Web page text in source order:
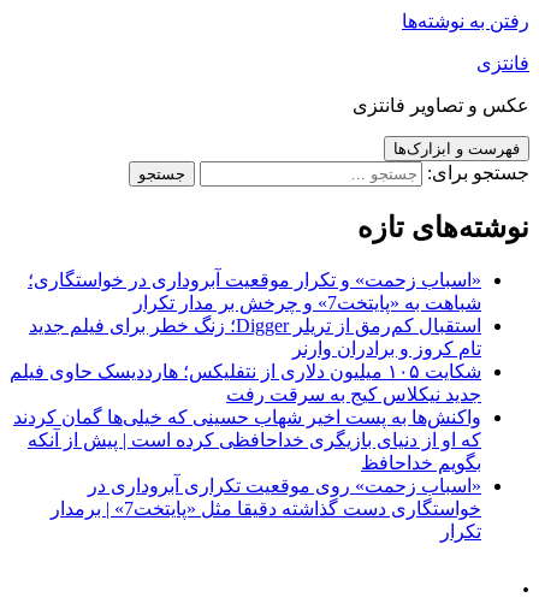
رفتن به نوشته‌ها
فانتزی
عکس و تصاویر فانتزی
فهرست و ابزارک‌ها
جستجو برای:
نوشته‌های تازه
«اسباب زحمت» و تکرار موقعیت آبروداری در خواستگاری؛
شباهت به «پایتخت7» و چرخش بر مدار تکرار
استقبال کم‌رمق از تریلر Digger؛ زنگ خطر برای فیلم جدید
تام کروز و برادران وارنر
شکایت ۱۰۵ میلیون دلاری از نتفلیکس؛ هارددیسک حاوی فیلم
جدید نیکلاس کیج به سرقت رفت
واکنش‌ها به پست اخیر شهاب حسینی که خیلی‌ها گمان کردند
که او از دنیای بازیگری خداحافظی کرده است | پیش از آنکه
بگویم خداحافظ
«اسباب زحمت» روی موقعیت تکراری آبروداری در
خواستگاری دست گذاشته دقیقا مثل «پایتخت7» | برمدار
تکرار
.